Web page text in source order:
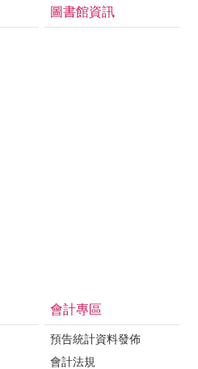
圖書館資訊
會計專區
預告統計資料發佈
會計法規